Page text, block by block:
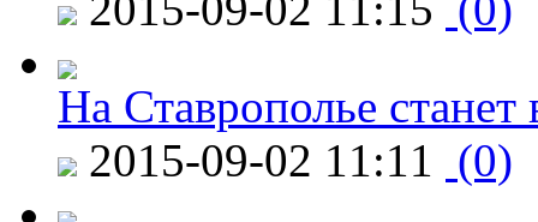
На Ставрополье
2015-09-02 11:11 (0)